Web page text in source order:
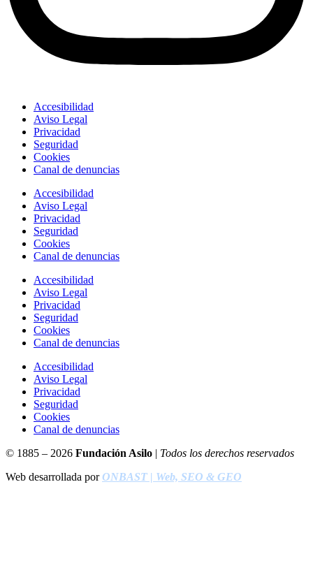
Accesibilidad
Aviso Legal
Privacidad
Seguridad
Cookies
Canal de denuncias
Accesibilidad
Aviso Legal
Privacidad
Seguridad
Cookies
Canal de denuncias
Accesibilidad
Aviso Legal
Privacidad
Seguridad
Cookies
Canal de denuncias
Accesibilidad
Aviso Legal
Privacidad
Seguridad
Cookies
Canal de denuncias
© 1885 – 2026 Fundación Asilo | Todos los derechos reservados
Web desarrollada porONBAST | Web, SEO & GEO